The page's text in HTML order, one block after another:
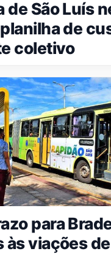
de São Luís
de
coletivo
para
às viações